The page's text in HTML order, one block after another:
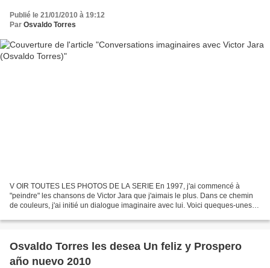
Publié le 21/01/2010 à 19:12
Par Osvaldo Torres
V OIR TOUTES LES PHOTOS DE LA SERIE En 1997, j'ai commencé à
"peindre" les chansons de Victor Jara que j'aimais le plus. Dans ce chemin
de couleurs, j'ai initié un dialogue imaginaire avec lui. Voici queques-unes
Osvaldo Torres les desea Un feliz y Prospero
año nuevo 2010